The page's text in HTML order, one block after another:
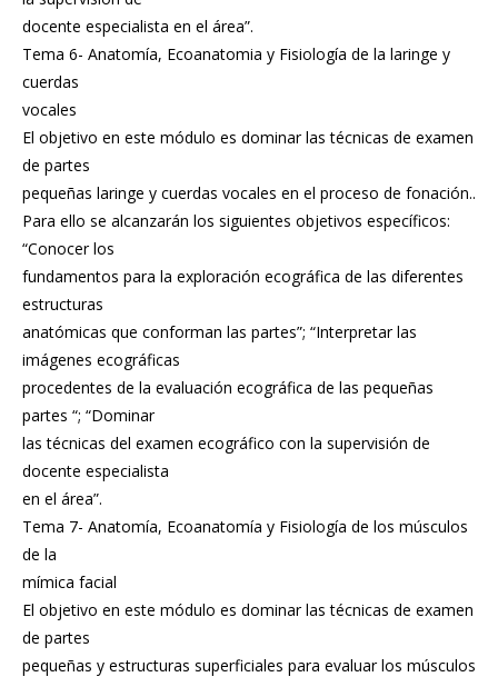
docente especialista en el área”.
Tema 6- Anatomía, Ecoanatomia y Fisiología de la laringe y
cuerdas
vocales
El objetivo en este módulo es dominar las técnicas de examen
de partes
pequeñas laringe y cuerdas vocales en el proceso de fonación..
Para ello se alcanzarán los siguientes objetivos específicos:
“Conocer los
fundamentos para la exploración ecográfica de las diferentes
estructuras
anatómicas que conforman las partes”; “Interpretar las
imágenes ecográficas
procedentes de la evaluación ecográfica de las pequeñas
partes “; “Dominar
las técnicas del examen ecográfico con la supervisión de
docente especialista
en el área”.
Tema 7- Anatomía, Ecoanatomía y Fisiología de los músculos
de la
mímica facial
El objetivo en este módulo es dominar las técnicas de examen
de partes
pequeñas y estructuras superficiales para evaluar los músculos